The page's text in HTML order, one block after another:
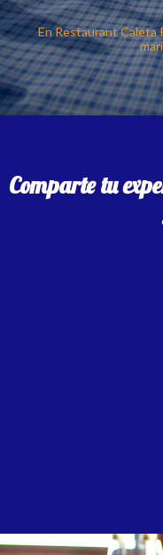
En Restaurant Caleta
Comparte tu